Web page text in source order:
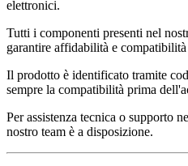
elettronici.
Tutti i componenti presenti nel
garantire affidabilità e
Il prodotto è identificato tramite
sempre la compatibilità prima
Per assistenza tecnica o supporto
nostro team è a disposizione.